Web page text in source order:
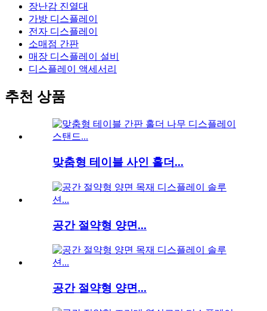
장난감 진열대
가방 디스플레이
전자 디스플레이
소매점 간판
매장 디스플레이 설비
디스플레이 액세서리
추천 상품
맞춤형 테이블 사인 홀더...
공간 절약형 양면...
공간 절약형 양면...